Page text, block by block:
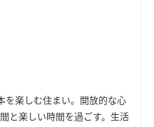
を楽しむ住まい。開放的な心
と楽しい時間を過ごす。生活